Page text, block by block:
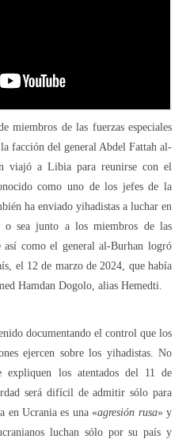
miembros de las fuerzas especiales
facción del general Abdel Fattah al-
viajó a Libia para reunirse con el
como uno de los jefes de la
ha enviado yihadistas a luchar en
o sea junto a los miembros de las
así como el general al-Burhan logró
el 12 de marzo de 2024, que había
Hamdan Dogolo, alias Hemedti.
documentando el control que los
ejercen sobre los yihadistas. No
expliquen los atentados del 11 de
será difícil de admitir sólo para
en Ucrania es una «agresión rusa» y
luchan sólo por su país y